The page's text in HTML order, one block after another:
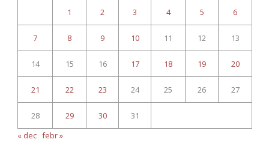
1 2 3 4 5 6
7 8 9 10 11 12 13
14 15 16 17 18 19 20
21 22 23 24 25 26 27
28 29 30
31
« dec febr »